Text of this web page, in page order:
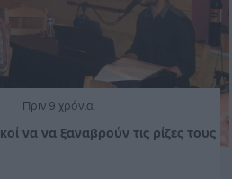
Πριν 9 χρόνια
να να ξαναβρούν τις ρίζες τους